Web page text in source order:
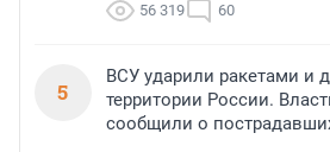
56 319 60
5
ВСУ ударили ракетами и
территории России.
сообщили о